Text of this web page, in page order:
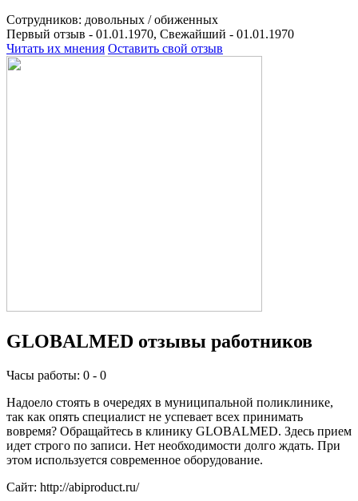
Сотрудников: довольных /обиженных
Первый отзыв - 01.01.1970, Свежайший - 01.01.1970
Читать их мнения Оставить свой отзыв
GLOBALMED отзывы работников
Часы работы: 0 - 0
Надоело стоять в очередях в муниципальной поликлинике,
так как опять специалист не успевает всех принимать
вовремя? Обращайтесь в клинику GLOBALMED. Здесь прием
идет строго по записи. Нет необходимости долго ждать. При
этом используется современное оборудование.
Сайт: http://abiproduct.ru/